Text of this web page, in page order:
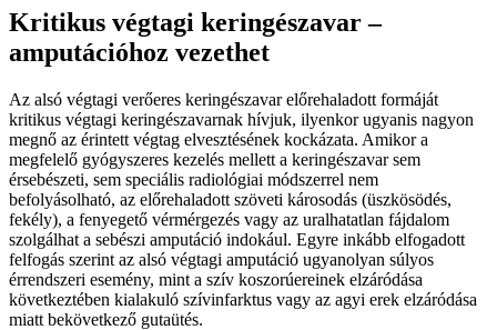
Kritikus végtagi keringészavar –
amputációhoz vezethet
Az alsó végtagi verőeres keringészavar előrehaladott formáját
kritikus végtagi keringészavarnak hívjuk, ilyenkor ugyanis nagyon
megnő az érintett végtag elvesztésének kockázata. Amikor a
megfelelő gyógyszeres kezelés mellett a keringészavar sem
érsebészeti, sem speciális radiológiai módszerrel nem
befolyásolható, az előrehaladott szöveti károsodás (üszkösödés,
fekély), a fenyegető vérmérgezés vagy az uralhatatlan fájdalom
szolgálhat a sebészi amputáció indokául. Egyre inkább elfogadott
felfogás szerint az alsó végtagi amputáció ugyanolyan súlyos
érrendszeri esemény, mint a szív koszorúereinek elzáródása
következtében kialakuló szívinfarktus vagy az agyi erek elzáródása
miatt bekövetkező gutaütés.